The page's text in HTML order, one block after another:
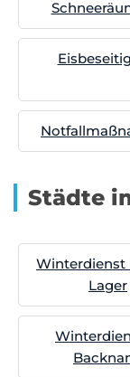
Städte
Winterdienst
Lager